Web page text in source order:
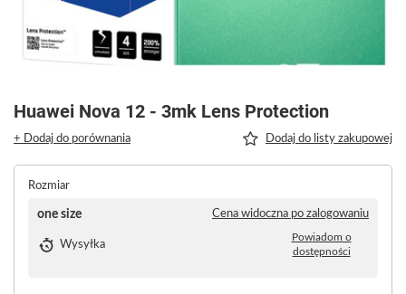
Huawei Nova 12 - 3mk Lens Protection
+ Dodaj do porównania Dodaj do listy zakupowej
Rozmiar
one size Cena widoczna po zalogowaniu
Wysyłka
Powiadom o
dostępności